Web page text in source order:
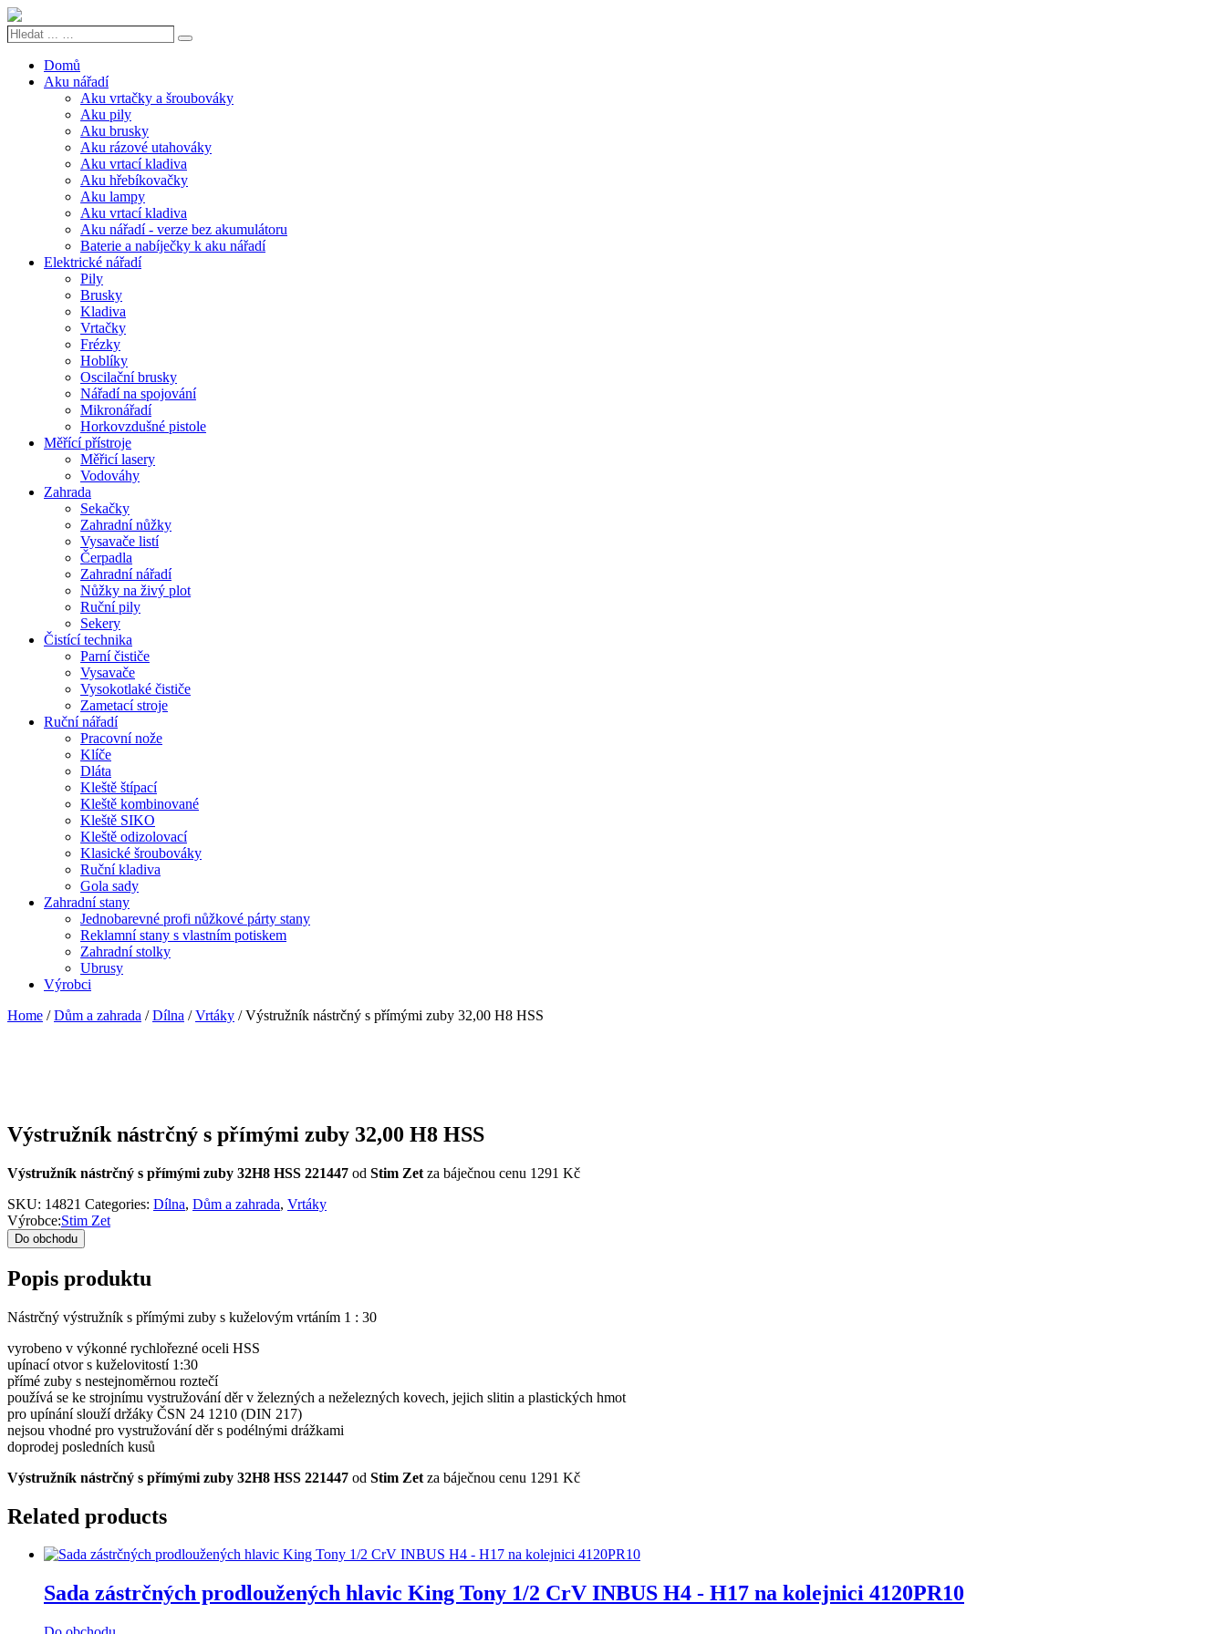
Hledat
Search
Domů
Aku nářadí
Aku vrtačky a šroubováky
Aku pily
Aku brusky
Aku rázové utahováky
Aku vrtací kladiva
Aku hřebíkovačky
Aku lampy
Aku vrtací kladiva
Aku nářadí - verze bez akumulátoru
Baterie a nabíječky k aku nářadí
Elektrické nářadí
Pily
Brusky
Kladiva
Vrtačky
Frézky
Hoblíky
Oscilační brusky
Nářadí na spojování
Mikronářadí
Horkovzdušné pistole
Měřící přístroje
Měřicí lasery
Vodováhy
Zahrada
Sekačky
Zahradní nůžky
Vysavače listí
Čerpadla
Zahradní nářadí
Nůžky na živý plot
Ruční pily
Sekery
Čistící technika
Parní čističe
Vysavače
Vysokotlaké čističe
Zametací stroje
Ruční nářadí
Pracovní nože
Klíče
Dláta
Kleště štípací
Kleště kombinované
Kleště SIKO
Kleště odizolovací
Klasické šroubováky
Ruční kladiva
Gola sady
Zahradní stany
Jednobarevné profi nůžkové párty stany
Reklamní stany s vlastním potiskem
Zahradní stolky
Ubrusy
Výrobci
Home /Dům a zahrada /Dílna /Vrtáky / Výstružník nástrčný s přímými zuby 32,00 H8 HSS
Výstružník nástrčný s přímými zuby 32,00 H8 HSS
Výstružník nástrčný s přímými zuby 32H8 HSS 221447 od Stim Zet za báječnou cenu 1291 Kč
SKU: 14821 Categories: Dílna, Dům a zahrada, Vrtáky
Výrobce:Stim Zet
Do obchodu
Popis produktu
Nástrčný výstružník s přímými zuby s kuželovým vrtáním 1 : 30
vyrobeno v výkonné rychlořezné oceli HSS
upínací otvor s kuželovitostí 1:30
přímé zuby s nestejnoměrnou roztečí
používá se ke strojnímu vystružování děr v železných a neželezných kovech, jejich slitin a plastických hmot
pro upínání slouží držáky ČSN 24 1210 (DIN 217)
nejsou vhodné pro vystružování děr s podélnými drážkami
doprodej posledních kusů
Výstružník nástrčný s přímými zuby 32H8 HSS 221447 od Stim Zet za báječnou cenu 1291 Kč
Related products
Sada zástrčných prodloužených hlavic King Tony 1/2 CrV INBUS H4 - H17 na kolejnici 4120PR10